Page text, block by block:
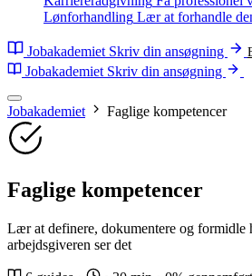
Lønforhandling Lær at forhandle
Jobakademiet Skriv din ansøgning
Jobakademiet Skriv din ansøgning
Jobakademiet Faglige kompetencer
Faglige kompetencer
Lær at definere, dokumentere og formidle
arbejdsgiveren ser det